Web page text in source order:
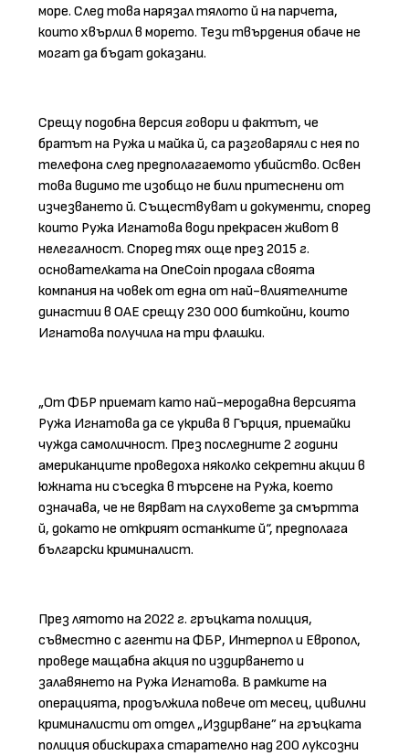
море. След това нарязал тялото й на парчета,
които хвърлил в морето. Тези твърдения обаче не
могат да бъдат доказани.
Срещу подобна версия говори и фактът, че
братът на Ружа и майка й, са разговаряли с нея по
телефона след предполагаемото убийство. Освен
това видимо те изобщо не били притеснени от
изчезването й. Съществуват и документи, според
които Ружа Игнатова води прекрасен живот в
нелегалност. Според тях още през 2015 г.
основателката на OneCoin продала своята
компания на човек от една от най-влиятелните
династии в ОАЕ срещу 230 000 биткойни, които
Игнатова получила на три флашки.
„От ФБР приемат като най-меродавна версията
Ружа Игнатова да се укрива в Гърция, приемайки
чужда самоличност. През последните 2 години
американците проведоха няколко секретни акции в
южната ни съседка в търсене на Ружа, което
означава, че не вярват на слуховете за смъртта
й, докато не открият останките й“, предполага
български криминалист.
През лятото на 2022 г. гръцката полиция,
съвместно с агенти на ФБР, Интерпол и Европол,
проведе мащабна акция по издирването и
залавянето на Ружа Игнатова. В рамките на
операцията, продължила повече от месец, цивилни
криминалисти от отдел „Издирване” на гръцката
полиция обискираха старателно над 200 луксозни